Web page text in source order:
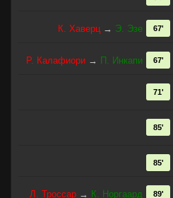
К. Хаверц → Э. Эзе 67'
Р. Калафиори → П. Инкапи 67'
71'
85'
85'
Л. Троссар → К. Норгаард 89'